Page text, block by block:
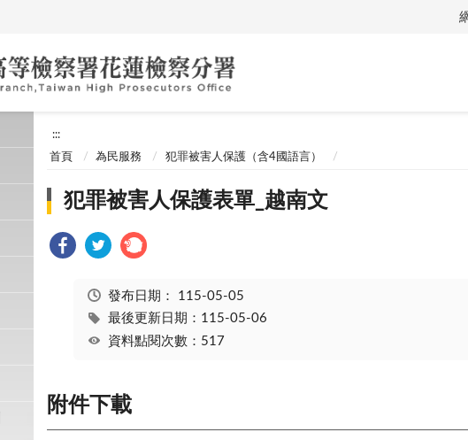
:::
首頁 為民服務 犯罪被害人保護（含4國語言）
犯罪被害人保護表單_越南文
發布日期： 115-05-05
最後更新日期：115-05-06
資料點閱次數：517
附件下載